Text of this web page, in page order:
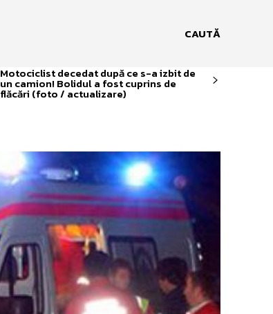
CAUTĂ
Motociclist decedat după ce s-a izbit de
un camion! Bolidul a fost cuprins de
flăcări (foto / actualizare)